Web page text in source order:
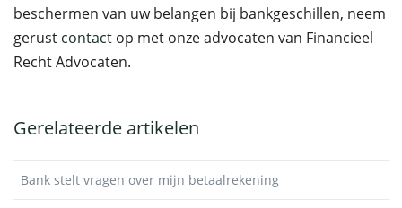
beschermen van uw belangen bij bankgeschillen, neem
gerust contact op met onze advocaten van Financieel
Recht Advocaten.
Gerelateerde artikelen
Bank stelt vragen over mijn betaalrekening